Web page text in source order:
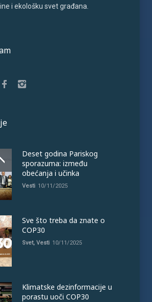
i ekološku svet građana.
Deset godina Pariskog
sporazuma: između
obećanja i učinka
Vesti 10/11/2025
Sve što treba da znate o
COP30
Svet, Vesti 10/11/2025
Klimatske dezinformacije u
porastu uoči COP30